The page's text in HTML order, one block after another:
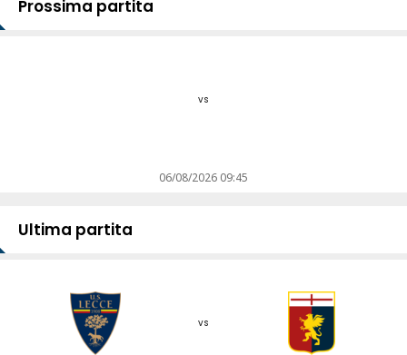
Prossima partita
vs
06/08/2026 09:45
Ultima partita
vs